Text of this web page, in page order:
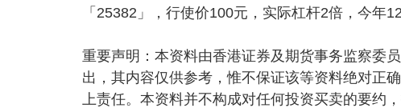
「25382」，行使价100元，实际杠杆2倍，今年12
重要声明：本资料由香港证券及期货事务监察委
出，其内容仅供参考，惟不保证该等资料绝对正
上责任。本资料并不构成对任何投资买卖的要约